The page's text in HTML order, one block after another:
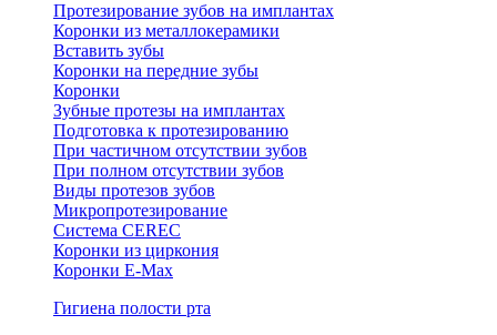
Протезирование зубов на имплантах
Коронки из металлокерамики
Вставить зубы
Коронки на передние зубы
Коронки
Зубные протезы на имплантах
Подготовка к протезированию
При частичном отсутствии зубов
При полном отсутствии зубов
Виды протезов зубов
Микропротезирование
Система CEREC
Коронки из циркония
Коронки E-Max
Гигиена полости рта